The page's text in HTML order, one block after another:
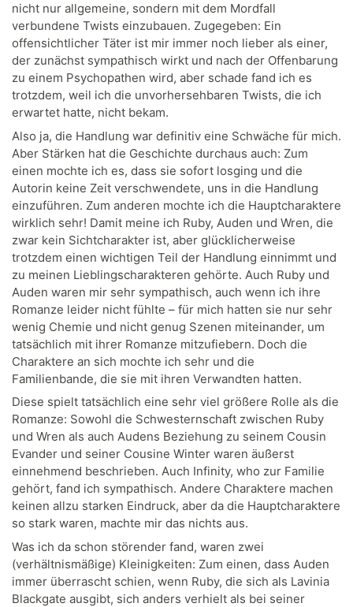
nicht nur allgemeine, sondern mit dem Mordfall
verbundene Twists einzubauen. Zugegeben: Ein
offensichtlicher Täter ist mir immer noch lieber als einer,
der zunächst sympathisch wirkt und nach der Offenbarung
zu einem Psychopathen wird, aber schade fand ich es
trotzdem, weil ich die unvorhersehbaren Twists, die ich
erwartet hatte, nicht bekam.
Also ja, die Handlung war definitiv eine Schwäche für mich.
Aber Stärken hat die Geschichte durchaus auch: Zum
einen mochte ich es, dass sie sofort losging und die
Autorin keine Zeit verschwendete, uns in die Handlung
einzuführen. Zum anderen mochte ich die Hauptcharaktere
wirklich sehr! Damit meine ich Ruby, Auden und Wren, die
zwar kein Sichtcharakter ist, aber glücklicherweise
trotzdem einen wichtigen Teil der Handlung einnimmt und
zu meinen Lieblingscharakteren gehörte. Auch Ruby und
Auden waren mir sehr sympathisch, auch wenn ich ihre
Romanze leider nicht fühlte – für mich hatten sie nur sehr
wenig Chemie und nicht genug Szenen miteinander, um
tatsächlich mit ihrer Romanze mitzufiebern. Doch die
Charaktere an sich mochte ich sehr und die
Familienbande, die sie mit ihren Verwandten hatten.
Diese spielt tatsächlich eine sehr viel größere Rolle als die
Romanze: Sowohl die Schwesternschaft zwischen Ruby
und Wren als auch Audens Beziehung zu seinem Cousin
Evander und seiner Cousine Winter waren äußerst
einnehmend beschrieben. Auch Infinity, who zur Familie
gehört, fand ich sympathisch. Andere Charaktere machen
keinen allzu starken Eindruck, aber da die Hauptcharaktere
so stark waren, machte mir das nichts aus.
Was ich da schon störender fand, waren zwei
(verhältnismäßige) Kleinigkeiten: Zum einen, dass Auden
immer überrascht schien, wenn Ruby, die sich als Lavinia
Blackgate ausgibt, sich anders verhielt als bei seiner